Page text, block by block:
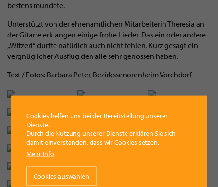
bestens mundete.
Unterstützt von der ehrenamtlichen Mitarbeiterin Theresia an
der Gitarre erklangen einige frohe Lieder. Das ein oder andere
„Witzerl“ durfte natürlich auch nicht fehlen. Kurz gesagt ein
vergnüglicher Ausflug den alle sehr genossen haben.
Text / Fotos: Barbara Peter, Bezirkssenorenheim Vorchdorf
Cookies helfen uns bei der Bereitstellung unserer
Dienste.
Durch die Nutzung unserer Dienste erklären Sie sich
damit einverstanden, dass wir Cookies setzen.
Mehr Info
Cookies auswählen